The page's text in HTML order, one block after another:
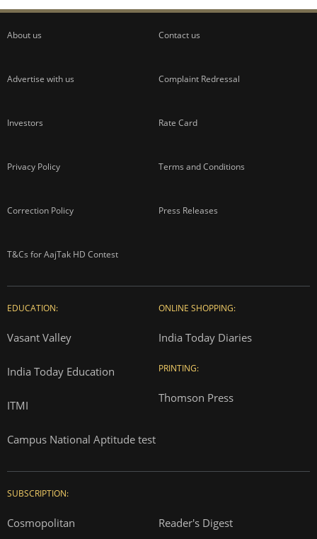
About us Contact us
Advertise with us Complaint Redressal
Investors Rate Card
Privacy Policy Terms and Conditions
Correction Policy Press Releases
T&Cs for AajTak HD Contest
EDUCATION:
Vasant Valley
India Today Education
ITMI
Campus National Aptitude test
ONLINE SHOPPING:
India Today Diaries
PRINTING:
Thomson Press
SUBSCRIPTION:
Cosmopolitan Reader's Digest